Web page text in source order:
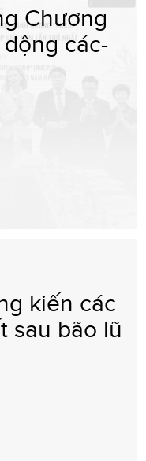
Chương
các-
kiến các
sau bão lũ